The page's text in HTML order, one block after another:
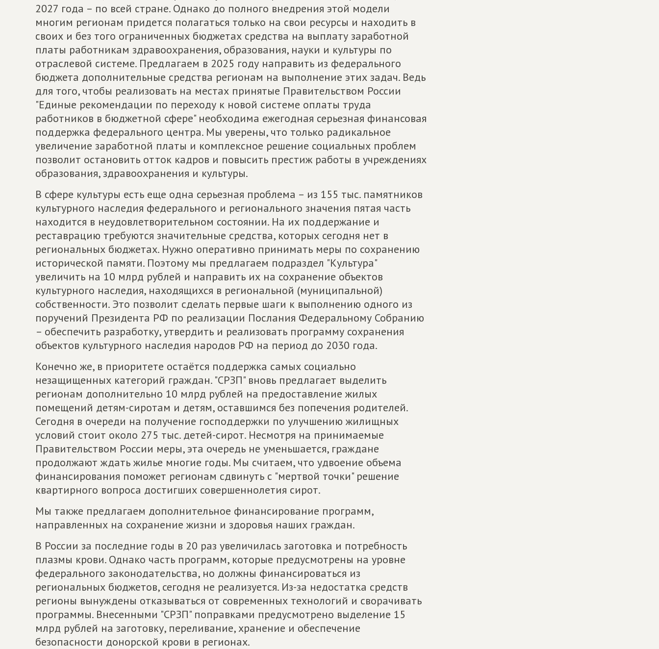
2027 года – по всей стране. Однако до полного внедрения этой модели
многим регионам придется полагаться только на свои ресурсы и находить в
своих и без того ограниченных бюджетах средства на выплату заработной
платы работникам здравоохранения, образования, науки и культуры по
отраслевой системе. Предлагаем в 2025 году направить из федерального
бюджета дополнительные средства регионам на выполнение этих задач. Ведь
для того, чтобы реализовать на местах принятые Правительством России
"Единые рекомендации по переходу к новой системе оплаты труда
работников в бюджетной сфере" необходима ежегодная серьезная финансовая
поддержка федерального центра. Мы уверены, что только радикальное
увеличение заработной платы и комплексное решение социальных проблем
позволит остановить отток кадров и повысить престиж работы в учреждениях
образования, здравоохранения и культуры.
В сфере культуры есть еще одна серьезная проблема – из 155 тыс. памятников
культурного наследия федерального и регионального значения пятая часть
находится в неудовлетворительном состоянии. На их поддержание и
реставрацию требуются значительные средства, которых сегодня нет в
региональных бюджетах. Нужно оперативно принимать меры по сохранению
исторической памяти. Поэтому мы предлагаем подраздел "Культура"
увеличить на 10 млрд рублей и направить их на сохранение объектов
культурного наследия, находящихся в региональной (муниципальной)
собственности. Это позволит сделать первые шаги к выполнению одного из
поручений Президента РФ по реализации Послания Федеральному Собранию
– обеспечить разработку, утвердить и реализовать программу сохранения
объектов культурного наследия народов РФ на период до 2030 года.
Конечно же, в приоритете остаётся поддержка самых социально
незащищенных категорий граждан. "СРЗП" вновь предлагает выделить
регионам дополнительно 10 млрд рублей на предоставление жилых
помещений детям-сиротам и детям, оставшимся без попечения родителей.
Сегодня в очереди на получение господдержки по улучшению жилищных
условий стоит около 275 тыс. детей-сирот. Несмотря на принимаемые
Правительством России меры, эта очередь не уменьшается, граждане
продолжают ждать жилье многие годы. Мы считаем, что удвоение объема
финансирования поможет регионам сдвинуть с "мертвой точки" решение
квартирного вопроса достигших совершеннолетия сирот.
Мы также предлагаем дополнительное финансирование программ,
направленных на сохранение жизни и здоровья наших граждан.
В России за последние годы в 20 раз увеличилась заготовка и потребность
плазмы крови. Однако часть программ, которые предусмотрены на уровне
федерального законодательства, но должны финансироваться из
региональных бюджетов, сегодня не реализуется. Из-за недостатка средств
регионы вынуждены отказываться от современных технологий и сворачивать
программы. Внесенными "СРЗП" поправками предусмотрено выделение 15
млрд рублей на заготовку, переливание, хранение и обеспечение
безопасности донорской крови в регионах.